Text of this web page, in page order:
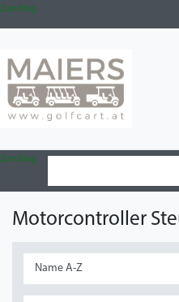
Zum Blog
Zum Blog
Motorcontroller